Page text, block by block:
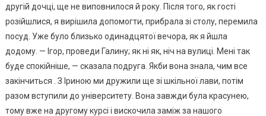
другій дочці, ще не виповнилося й року. Після того, як гості
розійшлися, я вирішила допомогти, прибрала зі столу, перемила
посуд. Уже було близько одинадцятої вечора, як я йшла
додому. — Ігор, проведи Галину; як ні як, ніч на вулиці. Мені так
буде спокійніше, — сказала подруга. Якби вона знала, чим все
закінчиться . З Іриною ми дружили ще зі шкільної лави, потім
разом вступили до університету. Вона завжди була красунею,
тому вже на другому курсі і вискочила заміж за нашого